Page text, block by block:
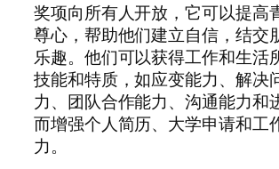
奖项向所有人开放，它可以提高
尊心，帮助他们建立自信，结交
乐趣。他们可以获得工作和生活
技能和特质，如应变能力、解决
力、团队合作能力、沟通能力和
而增强个人简历、大学申请和工
力。